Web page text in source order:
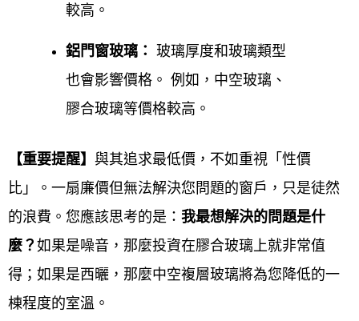
石碇鋁門窗服務對象
鋁門窗工程宅急便提供石碇鋁門窗服務對象涵蓋
住宅、透天厝、公寓、集合社區大樓、公司行號、辦
所多元客群。服務旨在滿足居家商業公共空間的採
光、通風、隔音、安全、節能及美觀的多元需求。服
務內容提供客製化設計、專業製造、精準安裝、門窗
換新及維修一站式解決方案，確保提供符合現場環境
與法規的最佳鋁門窗產品與服務。
較高。
鋁門窗玻璃： 玻璃厚度和玻璃類型
也會影響價格。 例如，中空玻璃、
膠合玻璃等價格較高。
【重要提醒】 與其追求最低價，不如重視「性價
比」。一扇廉價但無法解決您問題的窗戶，只是徒然
的浪費。您應該思考的是： 我最想解決的問題是什
麼？ 如果是噪音，那麼投資在膠合玻璃上就非常值
得；如果是西曬，那麼中空複層玻璃將為您降低的一
棟程度的室溫。